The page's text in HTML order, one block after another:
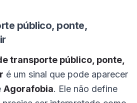
público, ponte,
transporte público, ponte,
é um sinal que pode aparecer
Agorafobia. Ele não define